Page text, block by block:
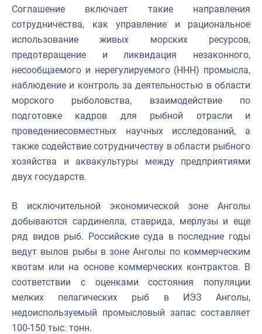
Соглашение включает такие направления
сотрудничества, как управление и рациональное
использование живых морских ресурсов,
предотвращение и ликвидация незаконного,
несообщаемого и нерегулируемого (ННН) промысла,
наблюдение и контроль за деятельностью в области
морского рыболовства, взаимодействие по
подготовке кадров для рыбной отрасли и
проведениесовместных научных исследований, а
также содействие сотрудничеству в области рыбного
хозяйства и аквакультуры между предприятиями
двух государств.
В исключительной экономической зоне Анголы
добываются сардинелла, ставрида, мерлузы и еще
ряд видов рыб. Российские суда в последние годы
ведут вылов рыбы в зоне Анголы по коммерческим
квотам или на основе коммерческих контрактов. В
соответствии с оценками состояния популяции
мелких пелагических рыб в ИЭЗ Анголы,
недоиспользуемый промысловый запас составляет
100-150 тыс. тонн.